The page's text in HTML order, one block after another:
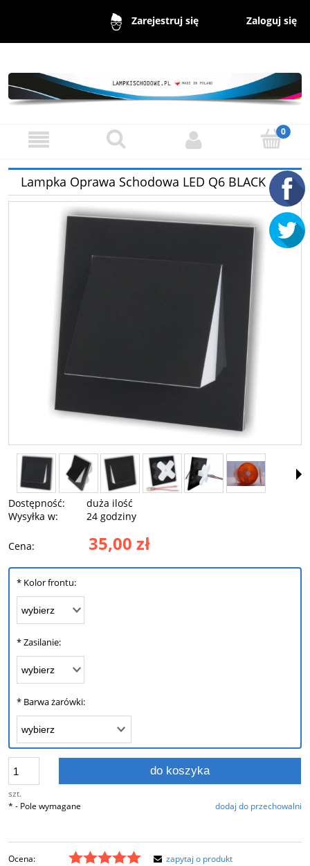
Zarejestruj się Zaloguj się
Lampka Oprawa Schodowa LED Q6 BLACK
Dostępność:
duża ilość
Wysyłka w:
24 godziny
Cena: 35,00 zł
* Kolor frontu:
*Zasilanie:
* Barwa żarówki:
szt.
do koszyka
dodaj do przechowalni
* - Pole wymagane
Ocena:
zapytaj o produkt